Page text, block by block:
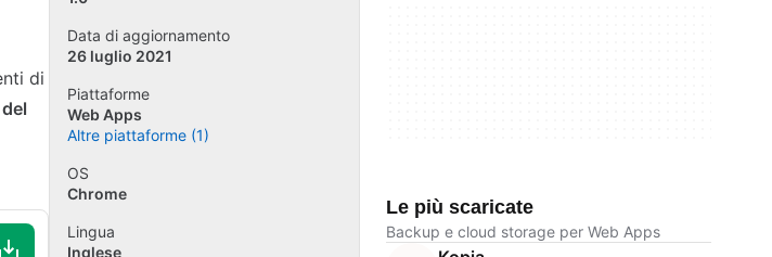
di
Data di aggiornamento
26 luglio 2021
Piattaforme
Web Apps
Altre piattaforme (1)
OS
Chrome
Lingua
Inglese
Le più scaricate
Backup e cloud storage per Web Apps